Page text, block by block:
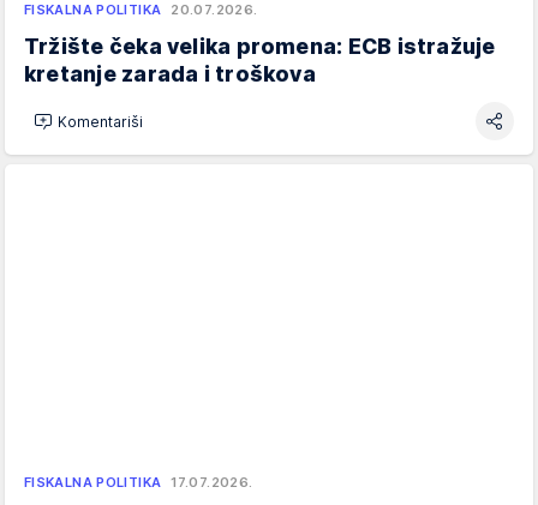
FISKALNA POLITIKA 20.07.2026.
Tržište čeka velika promena: ECB istražuje
kretanje zarada i troškova
Komentariši
FISKALNA POLITIKA 17.07.2026.